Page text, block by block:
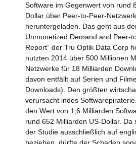
Software im Gegenwert von rund
Dollar über Peer-to-Peer-
heruntergeladen. Das geht aus
Unmonetized Demand and Peer-
Report“ der Tru Optik Data Corp
nutzten 2014 über 500 Millionen
Netzwerke für 18 Milliarden
davon entfällt auf Serien und
Downloads). Den größten
verursacht indes
den Wert von 1,6 Milliarden
rund 652 Milliarden US-Dollar. Da
der Studie ausschließlich auf